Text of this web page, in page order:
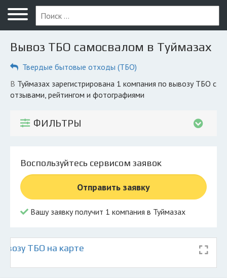
Меню
Главная
Вопрос юристу
Туймазы
Рег. операторы
Личный кабинет
© 2026 Все права защищены
Вывоз ТБО самосвалом в Туймазах
Твердые бытовые отходы (ТБО)
в Туймазах зарегистрирована 1 компания по вывозу ТБО с
отзывами, рейтингом и фотографиями
ФИЛЬТРЫ
Воспользуйтесь сервисом заявок
Отправить заявку
Вашу заявку получит 1 компания в Туймазах
ТБО на карте